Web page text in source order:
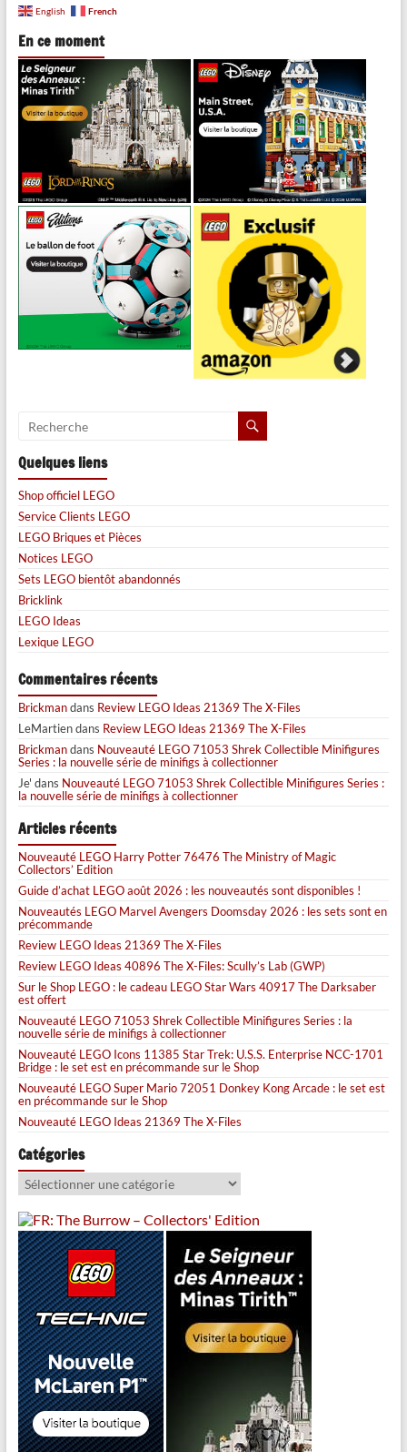
English French
En ce moment
Quelques liens
Shop officiel LEGO
Service Clients LEGO
LEGO Briques et Pièces
Notices LEGO
Sets LEGO bientôt abandonnés
Bricklink
LEGO Ideas
Lexique LEGO
Commentaires récents
Brickmandans Review LEGO Ideas 21369 The X-Files
LeMartiendans Review LEGO Ideas 21369 The X-Files
Brickmandans Nouveauté LEGO 71053 Shrek Collectible Minifigures
Series : la nouvelle série de minifigs à collectionner
Je' dans Nouveauté LEGO 71053 Shrek Collectible Minifigures Series :
la nouvelle série de minifigs à collectionner
Articles récents
Nouveauté LEGO Harry Potter 76476 The Ministry of Magic
Collectors’ Edition
Guide d’achat LEGO août 2026 : les nouveautés sont disponibles !
Nouveautés LEGO Marvel Avengers Doomsday 2026 : les sets sont en
précommande
Review LEGO Ideas 21369 The X-Files
Review LEGO Ideas 40896 The X-Files: Scully’s Lab (GWP)
Sur le Shop LEGO : le cadeau LEGO Star Wars 40917 The Darksaber
est offert
Nouveauté LEGO 71053 Shrek Collectible Minifigures Series : la
nouvelle série de minifigs à collectionner
Nouveauté LEGO Icons 11385 Star Trek: U.S.S. Enterprise NCC-1701
Bridge : le set est en précommande sur le Shop
Nouveauté LEGO Super Mario 72051 Donkey Kong Arcade : le set est
en précommande sur le Shop
Nouveauté LEGO Ideas 21369 The X-Files
Catégories
Catégories